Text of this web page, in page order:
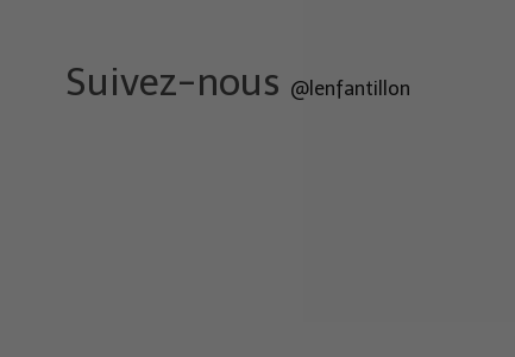
Suivez-nous @lenfantillon